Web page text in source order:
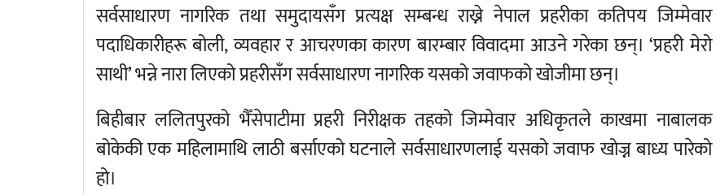
सर्वसाधारण नागरिक तथा समुदायसँग प्रत्यक्ष सम्बन्ध राख्ने नेपाल प्रहरीका कतिपय जिम्मेवार
पदाधिकारीहरू बोली, व्यवहार र आचरणका कारण बारम्बार विवादमा आउने गरेका छन्। ‘प्रहरी मेरो
साथी’ भन्ने नारा लिएको प्रहरीसँग सर्वसाधारण नागरिक यसको जवाफको खोजीमा छन्।
बिहीबार ललितपुरको भैँसेपाटीमा प्रहरी निरीक्षक तहको जिम्मेवार अधिकृतले काखमा नाबालक
बोकेकी एक महिलामाथि लाठी बर्साएको घटनाले सर्वसाधारणलाई यसको जवाफ खोज्न बाध्य पारेको
हो।